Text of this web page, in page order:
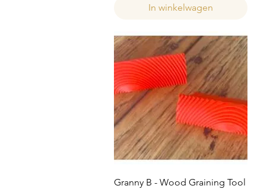
In winkelwagen
Snel overzicht
Granny B - Wood Graining Tool